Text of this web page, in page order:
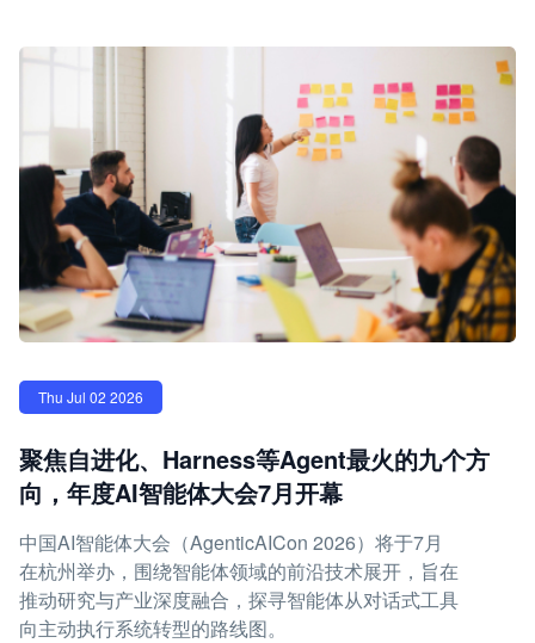
Thu Jul 02 2026
聚焦自进化、Harness等Agent最火的九个方
向，年度AI智能体大会7月开幕
中国AI智能体大会（AgenticAICon 2026）将于7月
在杭州举办，围绕智能体领域的前沿技术展开，旨在
推动研究与产业深度融合，探寻智能体从对话式工具
向主动执行系统转型的路线图。